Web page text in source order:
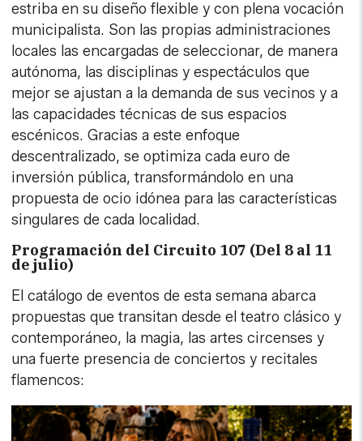
estriba en su diseño flexible y con plena vocación
municipalista. Son las propias administraciones
locales las encargadas de seleccionar, de manera
autónoma, las disciplinas y espectáculos que
mejor se ajustan a la demanda de sus vecinos y a
las capacidades técnicas de sus espacios
escénicos. Gracias a este enfoque
descentralizado, se optimiza cada euro de
inversión pública, transformándolo en una
propuesta de ocio idónea para las características
singulares de cada localidad.
Programación del Circuito 107 (Del 8 al 11
de julio)
El catálogo de eventos de esta semana abarca
propuestas que transitan desde el teatro clásico y
contemporáneo, la magia, las artes circenses y
una fuerte presencia de conciertos y recitales
flamencos: